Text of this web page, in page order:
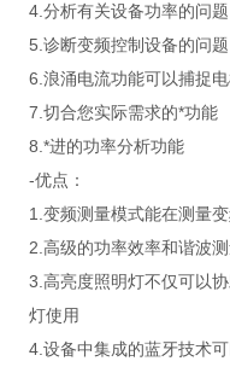
4.分析有关设备功率的问题
5.诊断变频控制设备的问题
6.浪涌电流功能可以捕捉
7.切合您实际需求的*功能
8.*进的功率分析功能
-优点：
1.变频测量模式能在测量
2.高级的功率效率和谐波
3.高亮度照明灯不仅可以协
灯使用
4.设备中集成的蓝牙技术